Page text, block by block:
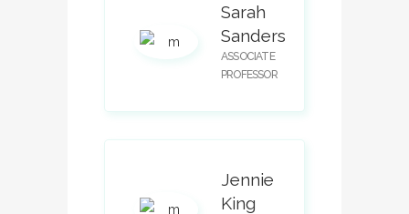
Sarah
Sanders
ASSOCIATE
PROFESSOR
Jennie
King